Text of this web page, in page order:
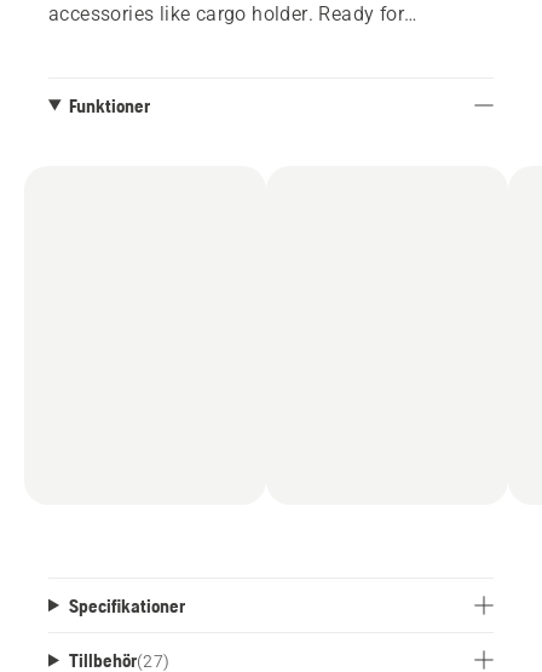
accessories like cargo holder. Ready for
Funktioner
Specifikationer
Tillbehör(27)